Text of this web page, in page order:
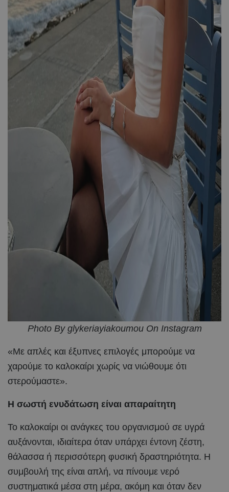
Photo By glykeriayiakoumou On Instagram
«Με απλές και έξυπνες επιλογές μπορούμε να
χαρούμε το καλοκαίρι χωρίς να νιώθουμε ότι
στερούμαστε».
Η σωστή ενυδάτωση είναι απαραίτητη
Το καλοκαίρι οι ανάγκες του οργανισμού σε υγρά
αυξάνονται, ιδιαίτερα όταν υπάρχει έντονη ζέστη,
θάλασσα ή περισσότερη φυσική δραστηριότητα. Η
συμβουλή της είναι απλή, να πίνουμε νερό
συστηματικά μέσα στη μέρα, ακόμη και όταν δεν